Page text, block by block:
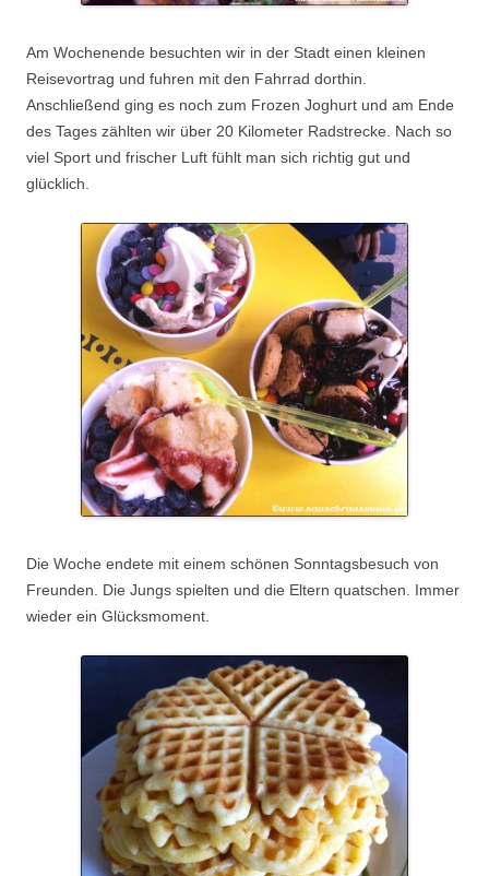
Am Wochenende besuchten wir in der Stadt einen kleinen
Reisevortrag und fuhren mit den Fahrrad dorthin.
Anschließend ging es noch zum Frozen Joghurt und am Ende
des Tages zählten wir über 20 Kilometer Radstrecke. Nach so
viel Sport und frischer Luft fühlt man sich richtig gut und
glücklich.
Die Woche endete mit einem schönen Sonntagsbesuch von
Freunden. Die Jungs spielten und die Eltern quatschen. Immer
wieder ein Glücksmoment.